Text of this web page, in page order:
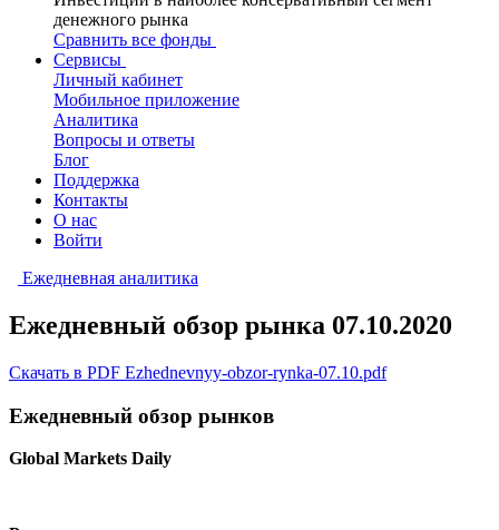
денежного рынка
Сравнить все фонды
Сервисы
Личный кабинет
Мобильное приложение
Аналитика
Вопросы и ответы
Блог
Поддержка
Контакты
О нас
Войти
Ежедневная аналитика
Ежедневный обзор рынка 07.10.2020
Скачать в PDF Ezhednevnyy-obzor-rynka-07.10.pdf
Ежедневный обзор рынков
Global Markets Daily